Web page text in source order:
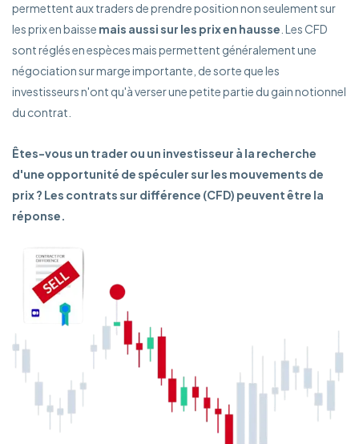
permettent aux traders de prendre position non seulement sur
les prix en baisse mais aussi sur les prix en hausse . Les CFD
sont réglés en espèces mais permettent généralement une
négociation sur marge importante, de sorte que les
investisseurs n'ont qu'à verser une petite partie du gain notionnel
du contrat.
Êtes-vous un trader ou un investisseur à la recherche
d'une opportunité de spéculer sur les mouvements de
prix ? Les contrats sur différence (CFD) peuvent être la
réponse.